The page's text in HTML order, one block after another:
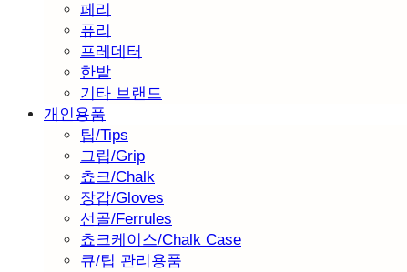
페리
퓨리
프레데터
한밭
기타 브랜드
개인용품
팁/Tips
그립/Grip
쵸크/Chalk
장갑/Gloves
선골/Ferrules
쵸크케이스/Chalk Case
큐/팁 관리용품